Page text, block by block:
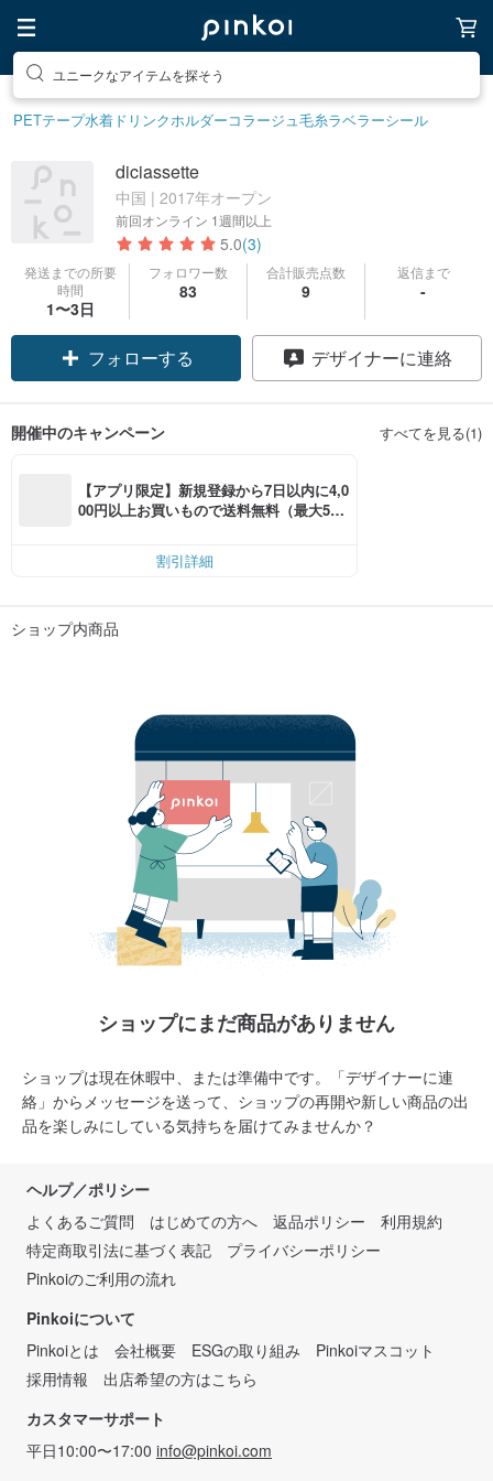
ユニークなアイテムを探そう
PETテープ水着 ドリンクホルダーコラージュ毛糸ラベラーシール
diciassette
中国 | 2017年オープン
前回オンライン 1週間以上
5.0(3)
発送までの所要
時間
1〜3日
フォロワー数
83
合計販売点数
9
返信まで
-
フォローする デザイナーに連絡
開催中のキャンペーン すべてを見る(1)
【アプリ限定】新規登録から7日以内に4,0
00円以上お買いもので送料無料（最大500
割引詳細
ショップ内商品
ショップにまだ商品がありません
ショップは現在休暇中、または準備中です。「デザイナーに連
絡」からメッセージを送って、ショップの再開や新しい商品の出
品を楽しみにしている気持ちを届けてみませんか？
ヘルプ／ポリシー
よくあるご質問
はじめての方へ 返品ポリシー
利用規約
特定商取引法に基づく表記
プライバシーポリシー
Pinkoiのご利用の流れ
Pinkoiについて
Pinkoiとは
会社概要 ESGの取り組み
Pinkoiマスコット
採用情報
出店希望の方はこちら
カスタマーサポート
平日10:00〜17:00 info@pinkoi.com